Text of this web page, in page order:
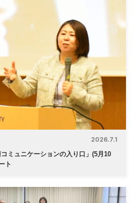
2026.7.1
ミュニケーションの入り口」(5月10
ト